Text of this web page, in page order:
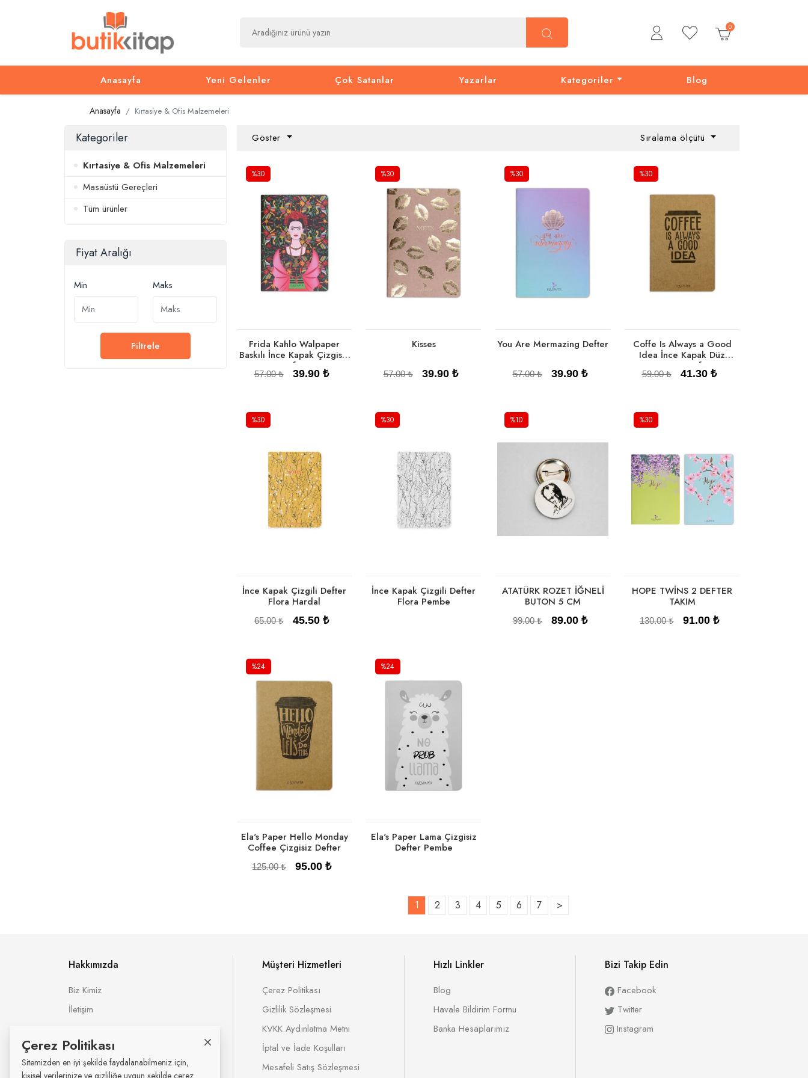
0
Anasayfa Yeni Gelenler Çok Satanlar Yazarlar Kategoriler Blog
Anasayfa Kırtasiye & Ofis Malzemeleri
Kategoriler
Kırtasiye & Ofis Malzemeleri
Masaüstü Gereçleri
Tüm ürünler
Fiyat Aralığı
Min Maks
Filtrele
Göster Sıralama ölçütü
Sepete Ekle
%30
Frida Kahlo Walpaper
Baskılı İnce Kapak Çizgisiz
Defter
57.00 ₺ 39.90 ₺
Sepete Ekle
%30
Kisses
57.00 ₺ 39.90 ₺
Sepete Ekle
%30
You Are Mermazing Defter
57.00 ₺ 39.90 ₺
Sepete Ekle
%30
Coffe Is Always a Good
Idea İnce Kapak Düz
Çizgisiz Defter
59.00 ₺ 41.30 ₺
Sepete Ekle
%30
İnce Kapak Çizgili Defter
Flora Hardal
65.00 ₺ 45.50 ₺
Tükendi
%30
İnce Kapak Çizgili Defter
Flora Pembe
%10
ATATÜRK ROZET İĞNELİ
BUTON 5 CM
99.00 ₺ 89.00 ₺
%30
HOPE TWİNS 2 DEFTER
TAKIM
130.00 ₺ 91.00 ₺
Sepete Ekle
%24
Ela's Paper Hello Monday
Coffee Çizgisiz Defter
125.00 ₺ 95.00 ₺
%24
Ela's Paper Lama Çizgisiz
Defter Pembe
1 2 3 4 5 6 7 >
Hakkımızda
Biz Kimiz
İletişim
Müşteri Hizmetleri
Çerez Politikası
Gizlilik Sözleşmesi
KVKK Aydınlatma Metni
İptal ve İade Koşulları
Mesafeli Satış Sözleşmesi
Hızlı Linkler
Blog
Havale Bildirim Formu
Banka Hesaplarımız
Bizi Takip Edin
Facebook
Twitter
Instagram
Çerez Politikası
Sitemizden en iyi şekilde faydalanabilmeniz için,
kişisel verilerinize ve gizliliğe uygun şekilde çerez